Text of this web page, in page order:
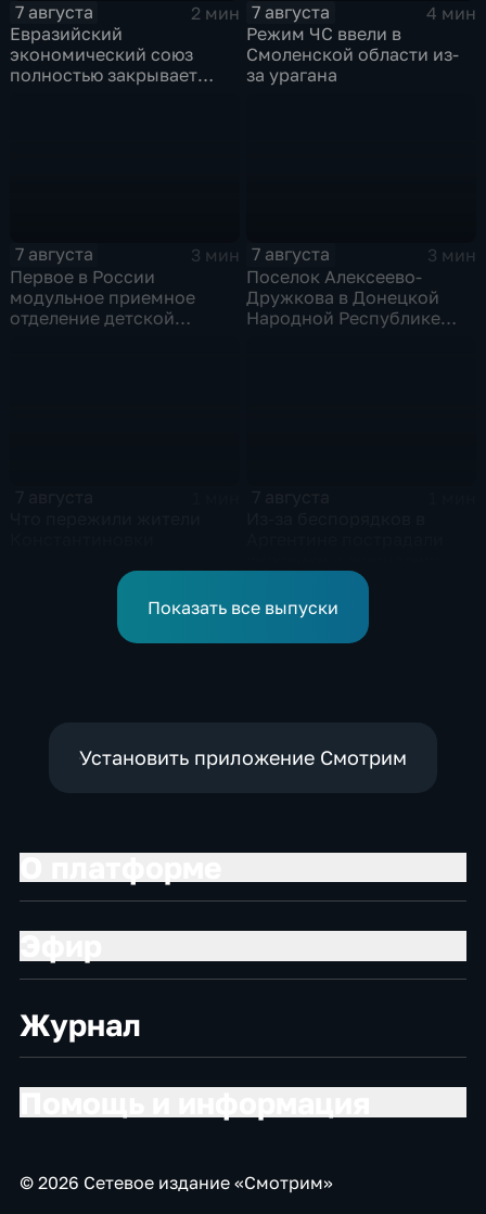
7 августа
2 мин
Евразийский
экономический союз
полностью закрывает
7 августа
4 мин
Режим ЧС ввели в
Смоленской области из-
за урагана
7 августа
3 мин
Первое в России
модульное приемное
отделение детской
7 августа
3 мин
Поселок Алексеево-
Дружкова в Донецкой
Народной Республике
Показать все выпуски
Установить приложение Смотрим
Журнал
© 2026 Сетевое издание «Смотрим»